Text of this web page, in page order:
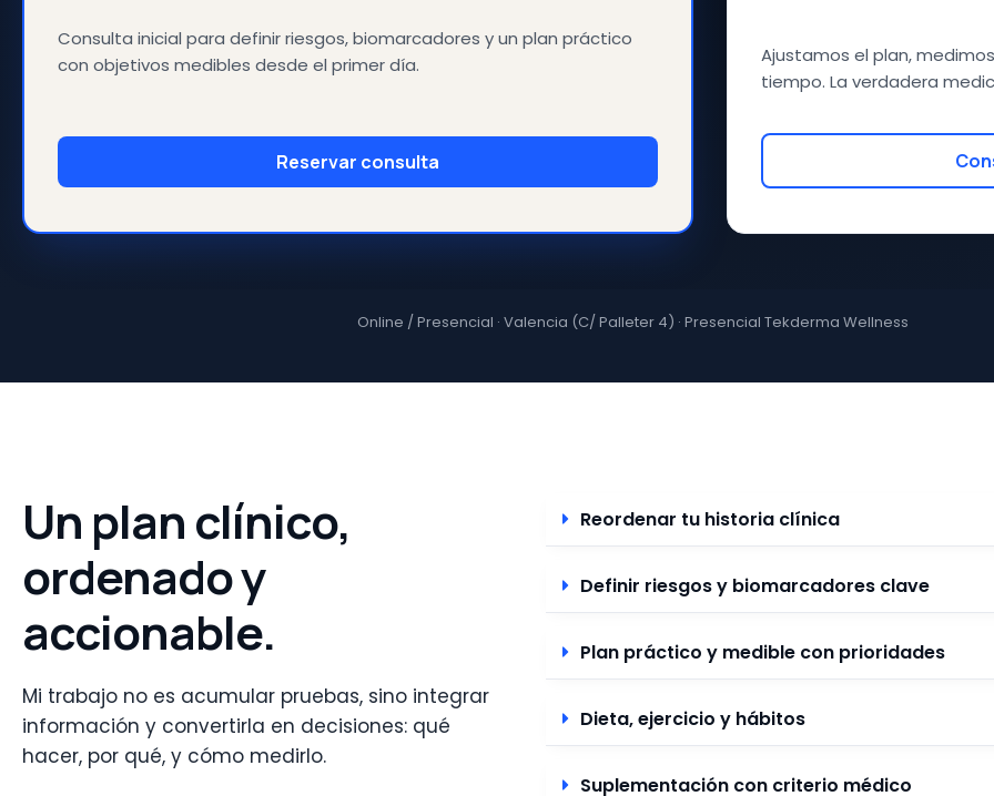
Consulta inicial para definir riesgos, biomarcadores y un plan práctico
con objetivos medibles desde el primer día.
Reservar consulta
Ajustamos el plan,
tiempo. La verdadera
Online / Presencial · Valencia (C/ Palleter 4) · Presencial Tekderma Wellness
Un plan clínico,
ordenado y
accionable.
Mi trabajo no es acumular pruebas, sino integrar
información y convertirla en decisiones: qué
hacer, por qué, y cómo medirlo.
Reordenar tu historia clínica
Definir riesgos y biomarcadores clave
Plan práctico y medible con prioridades
Dieta, ejercicio y hábitos
Suplementación con criterio médico